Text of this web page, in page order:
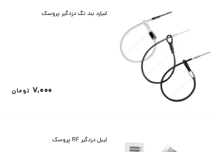
لنیارد بند تگ دزدگیر پروسک
7,000 تومان
لیبل دزدگیر RF پروسک